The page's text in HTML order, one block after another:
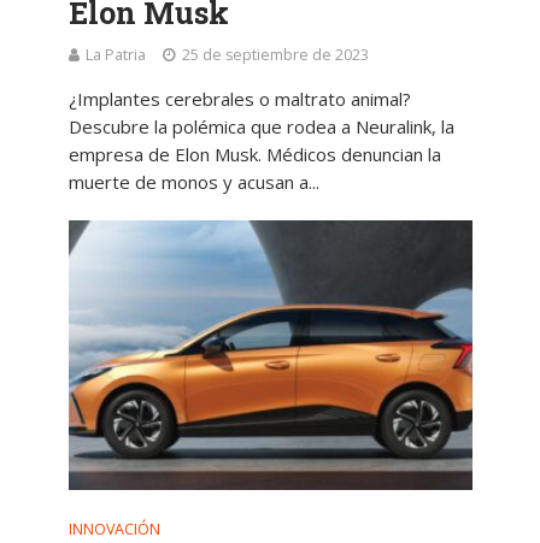
Elon Musk
La Patria 25 de septiembre de 2023
¿Implantes cerebrales o maltrato animal?
Descubre la polémica que rodea a Neuralink, la
empresa de Elon Musk. Médicos denuncian la
muerte de monos y acusan a...
INNOVACIÓN